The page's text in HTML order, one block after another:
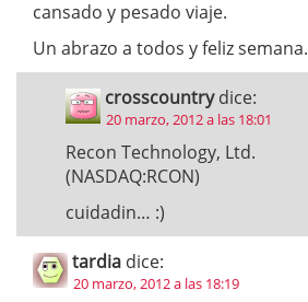
cansado y pesado viaje.
Un abrazo a todos y feliz semana.
crosscountry dice:
20 marzo, 2012 a las 18:01
Recon Technology, Ltd.
(NASDAQ:RCON)
cuidadin… :)
tardia dice:
20 marzo, 2012 a las 18:19